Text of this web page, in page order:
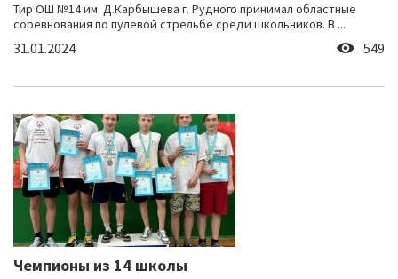
Тир ОШ №14 им. Д.Карбышева г. Рудного принимал областные
соревнования по пулевой стрельбе среди школьников. В ...
31.01.2024 549
Чемпионы из 14 школы